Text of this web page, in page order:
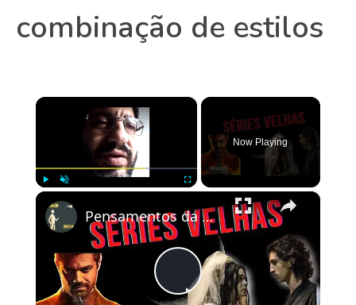
combinação de estilos
×
Now Playing
×
Play
Pensamentos da madrugada -Séries Velhas#shots